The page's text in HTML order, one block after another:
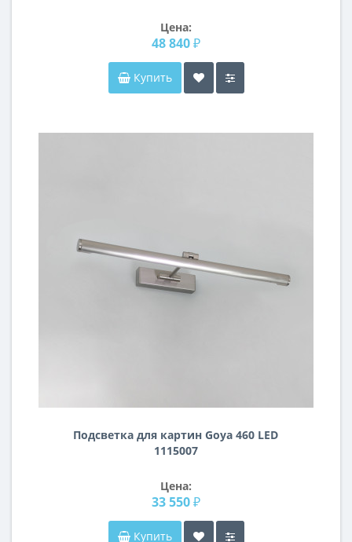
Цена:
48 840 ₽
Купить
Подсветка для картин Goya 460 LED
1115007
Цена:
33 550 ₽
Купить